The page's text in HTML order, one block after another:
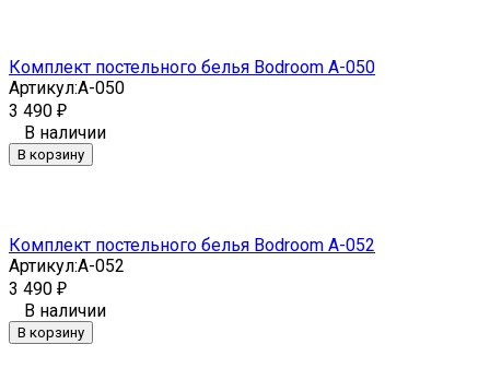
Комплект постельного белья Bodroom A-050
Артикул:A-050
3 490 ₽
В наличии
В корзину
Комплект постельного белья Bodroom A-052
Артикул:A-052
3 490 ₽
В наличии
В корзину